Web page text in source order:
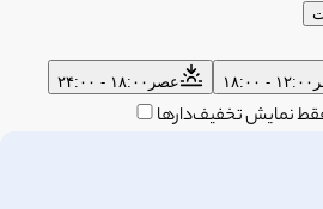
۱۲:۰۰ - ۱۸:۰۰ عصر ۱۸:۰۰ - ۲۴:۰۰
نمایش تخفیف‌دارها